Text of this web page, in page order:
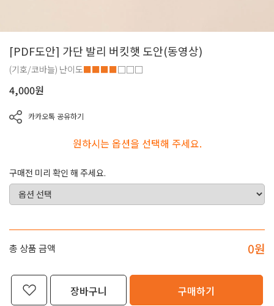
[PDF도안] 가단 발리 버킷햇 도안(동영상)
(기호/코바늘) 난이도■■■■□□□
4,000원
카카오톡 공유하기
원하시는 옵션을 선택해 주세요.
구매전 미리 확인 해 주세요.
총 상품 금액 0원
장바구니 구매하기